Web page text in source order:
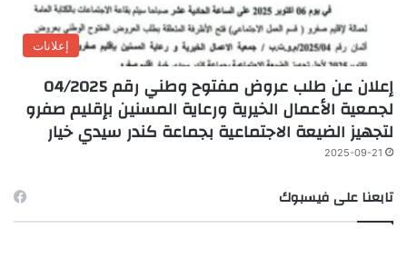
إعلانات
إعلان عن طلب عروض مفتوح وطني رقم 04/2025
لجمعية الأعمال الخيرية ورعاية المسنين بإقليم صفرو
لتجهيز الضيعة الاجتماعية بجماعة كندر سيدي خيار
2025-09-21
تابعنا على فيسبوك